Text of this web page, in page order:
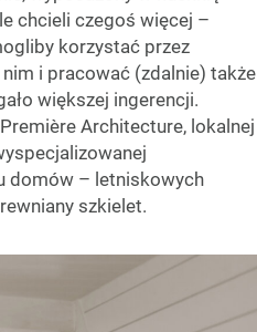
chcieli czegoś więcej –
korzystać przez
i pracować (zdalnie) także
większej ingerencji.
Architecture, lokalnej
domów – letniskowych
szkielet.